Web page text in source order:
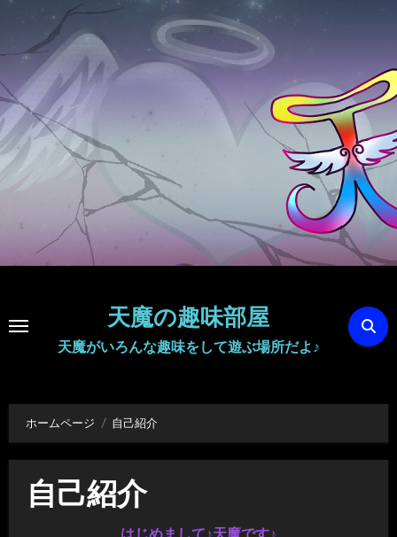
を
ス
キ
ッ
プ
天魔の趣味部屋
天魔がいろんな趣味をして遊ぶ場所だよ♪
ホームページ 自己紹介
自己紹介